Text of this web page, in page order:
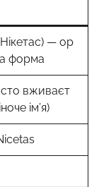
— ор
форма
вживаєт
ім’я)